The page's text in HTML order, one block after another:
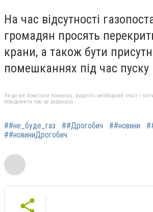
На час відсутності
громадян просять
крани, а також бути
помешканнях під час пуску
Якщо ви помітили помилку, виділіть необхідний текст і
повідомити про це редакцію
##не_буде_газ ##Дрогобич ##новини
##новиниДрогобич